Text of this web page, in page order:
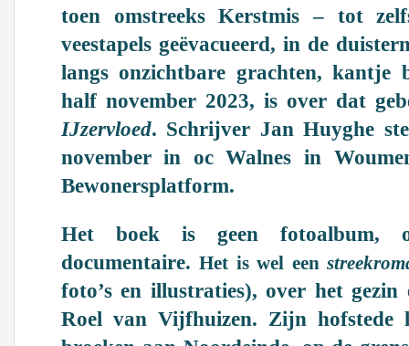
toen omstreeks Kerstmis – tot
veestapels geëvacueerd, in de
langs onzichtbare grachten,
half november 2023, is over dat
IJzervloed. Schrijver Jan Huyghe
november in oc Walnes in
Bewonersplatform.
Het boek is geen fotoalbum,
documentaire.Het is wel een
foto’s en illustraties), over het
Roel van Vijfhuizen. Zijn hofstede